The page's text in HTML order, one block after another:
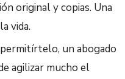
original y copias. Una
vida.
un abogado
agilizar mucho el